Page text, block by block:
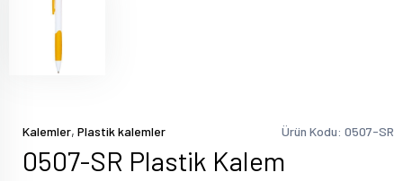
Kalemler, Plastik kalemler Ürün Kodu: 0507-SR
0507-SR Plastik Kalem